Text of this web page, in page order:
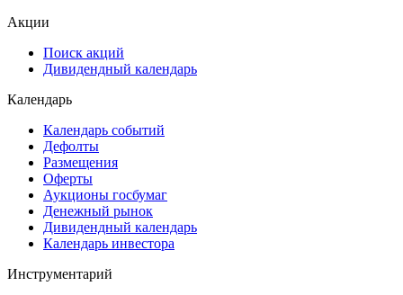
Акции
Поиск акций
Дивидендный календарь
Календарь
Календарь событий
Дефолты
Размещения
Оферты
Аукционы госбумаг
Денежный рынок
Дивидендный календарь
Календарь инвестора
Инструментарий